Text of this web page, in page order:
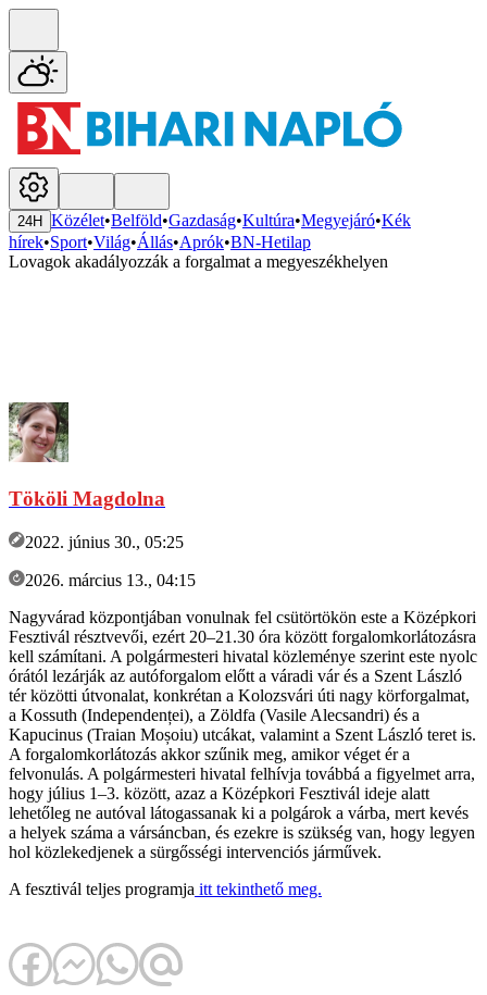
24H Közélet•Belföld•Gazdaság•Kultúra•Megyejáró•Kék
hírek•Sport•Világ•Állás•Aprók•BN-Hetilap
Lovagok akadályozzák a forgalmat a megyeszékhelyen
Tököli Magdolna
2022. június 30., 05:25
2026. március 13., 04:15
Nagyvárad központjában vonulnak fel csütörtökön este a Középkori
Fesztivál résztvevői, ezért 20–21.30 óra között forgalomkorlátozásra
kell számítani. A polgármesteri hivatal közleménye szerint este nyolc
órától lezárják az autóforgalom előtt a váradi vár és a Szent László
tér közötti útvonalat, konkrétan a Kolozsvári úti nagy körforgalmat,
a Kossuth (Independenței), a Zöldfa (Vasile Alecsandri) és a
Kapucinus (Traian Moșoiu) utcákat, valamint a Szent László teret is.
A forgalomkorlátozás akkor szűnik meg, amikor véget ér a
felvonulás. A polgármesteri hivatal felhívja továbbá a figyelmet arra,
hogy július 1–3. között, azaz a Középkori Fesztivál ideje alatt
lehetőleg ne autóval látogassanak ki a polgárok a várba, mert kevés
a helyek száma a vársáncban, és ezekre is szükség van, hogy legyen
hol közlekedjenek a sürgősségi intervenciós járművek.
A fesztivál teljes programja itt tekinthető meg.